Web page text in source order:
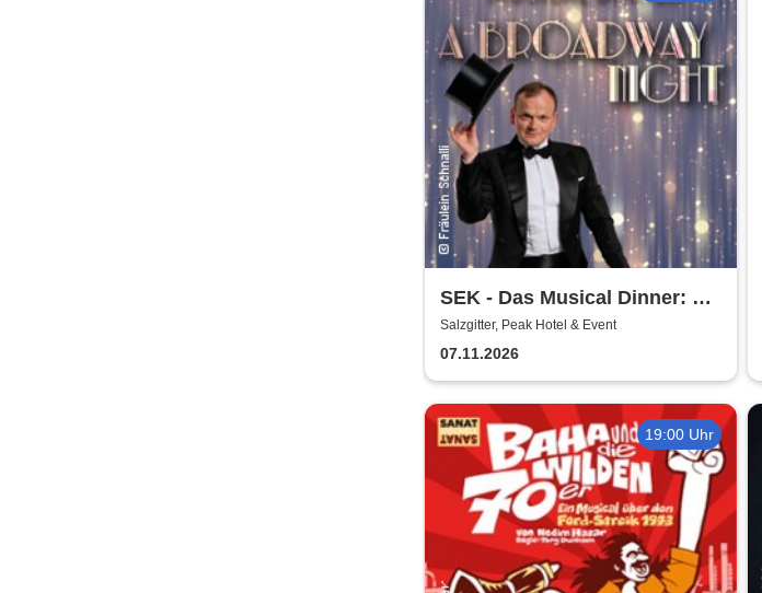
SEK - Das Musical Dinner: A
Broadway Night
Salzgitter, Peak Hotel & Event
07.11.2026
19:00 Uhr